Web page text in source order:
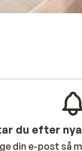
du efter
din e-post så